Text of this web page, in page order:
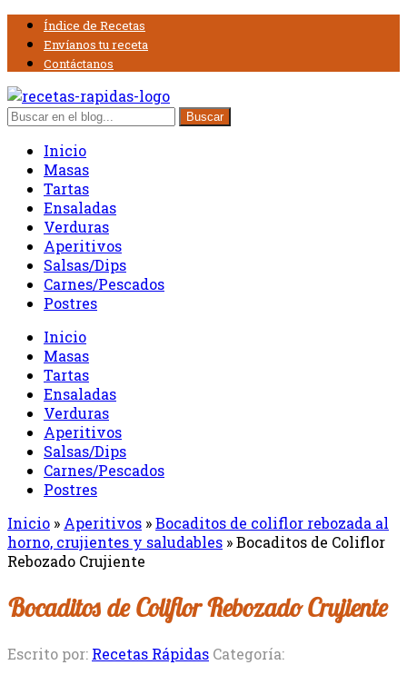
Índice de Recetas
Envíanos tu receta
Contáctanos
Inicio
Masas
Tartas
Ensaladas
Verduras
Aperitivos
Salsas/Dips
Carnes/Pescados
Postres
Inicio
Masas
Tartas
Ensaladas
Verduras
Aperitivos
Salsas/Dips
Carnes/Pescados
Postres
Inicio » Aperitivos »Bocaditos de coliflor rebozada al
horno, crujientes y saludables »Bocaditos de Coliflor
Rebozado Crujiente
Bocaditos de Coliflor Rebozado Crujiente
Escrito por: Recetas Rápidas Categoría: